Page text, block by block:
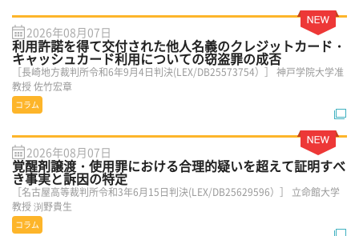
2026年08月07日
利用許諾を得て交付された他人名義のクレジットカード・
キャッシュカード利用についての窃盗罪の成否
［長崎地方裁判所令和6年9月4日判決(LEX/DB25573754）］ 神戸学院大学准
教授 佐竹宏章
コラム
2026年08月07日
覚醒剤譲渡・使用罪における合理的疑いを超えて証明すべ
き事実と訴因の特定
［名古屋高等裁判所令和3年6月15日判決(LEX/DB25629596）］ 立命館大学
教授 渕野貴生
コラム